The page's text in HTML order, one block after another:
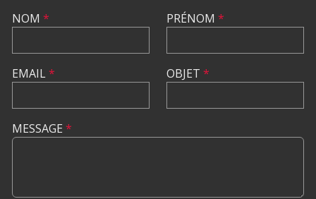
NOM *
EMAIL*
PRÉNOM *
OBJET *
MESSAGE *